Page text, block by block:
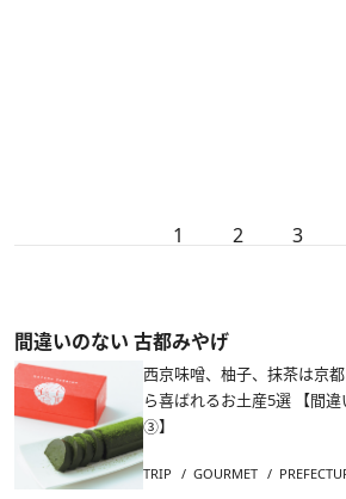
1 2 3
間違いのない 古都みやげ
西京味噌、柚子、抹茶は京
ら喜ばれるお土産5選 【間
③】
TRIP GOURMET